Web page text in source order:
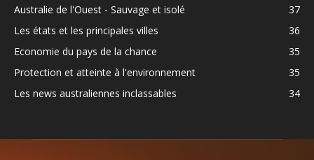
Australie de l'Ouest - Sauvage et isolé
37
Les états et les principales villes
36
Economie du pays de la chance
35
Protection et atteinte à l'environnement
35
Les news australiennes inclassables
34